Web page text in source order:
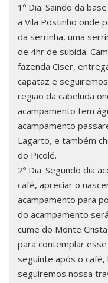
1º Dia: Saindo da
a Vila Postinho onde
da serrinha, uma
de 4hr de subida.
fazenda Ciser,
capataz e
região da cabeluda
acampamento tem
acampamento
Lagarto, e também
do Picolé.
2º Dia: Segundo dia
café, apreciar o
acampamento para
do acampamento
cume do Monte
para contemplar
seguinte após o
seguiremos nossa